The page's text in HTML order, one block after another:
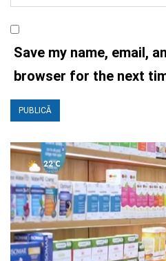
Save my name, email,
browser for the next